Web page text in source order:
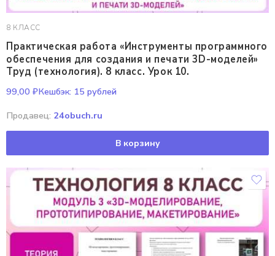
8 КЛАСС
Практическая работа «Инструменты программного
обеспечения для создания и печати 3D-моделей»
Труд (технология). 8 класс. Урок 10.
99,00 ₽Кешбэк: 15 рублей
Продавец: 24obuch.ru
В корзину